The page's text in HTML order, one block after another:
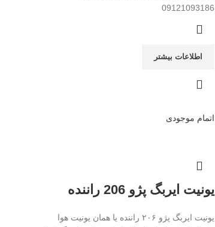
09121093186
اطلاعات بیشتر
اتمام موجودی
یونیت ایربگ پژو 206 راننده
یونیت ایربگ پژو ۲۰۶ راننده یا همان یونیت هوا